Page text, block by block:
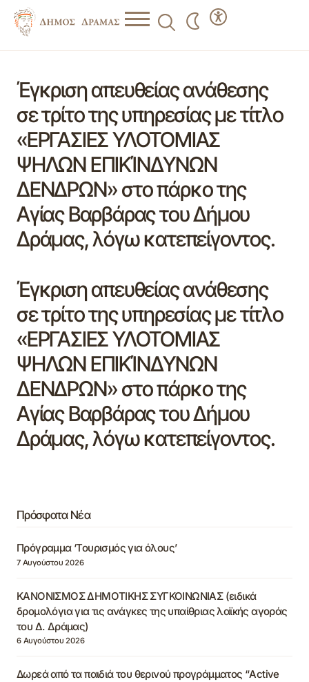
Έγκριση απευθείας ανάθεσης
σε τρίτο της υπηρεσίας με τίτλο
«ΕΡΓΑΣΙΕΣ ΥΛΟΤΟΜΙΑΣ
ΨΗΛΩΝ ΕΠΙΚΊΝΔΥΝΩΝ
ΔΕΝΔΡΩΝ» στο πάρκο της
Αγίας Βαρβάρας του Δήμου
Δράμας, λόγω κατεπείγοντος.
Έγκριση απευθείας ανάθεσης
σε τρίτο της υπηρεσίας με τίτλο
«ΕΡΓΑΣΙΕΣ ΥΛΟΤΟΜΙΑΣ
ΨΗΛΩΝ ΕΠΙΚΊΝΔΥΝΩΝ
ΔΕΝΔΡΩΝ» στο πάρκο της
Αγίας Βαρβάρας του Δήμου
Δράμας, λόγω κατεπείγοντος.
Πρόσφατα Νέα
Πρόγραμμα ‘Τουρισμός για όλους’
7 Αυγούστου 2026
ΚΑΝΟΝΙΣΜΟΣ ΔΗΜΟΤΙΚΗΣ ΣΥΓΚΟΙΝΩΝΙΑΣ (ειδικά
δρομολόγια για τις ανάγκες της υπαίθριας λαϊκής αγοράς
του Δ. Δράμας)
6 Αυγούστου 2026
Δωρεά από τα παιδιά του θερινού προγράμματος “Active